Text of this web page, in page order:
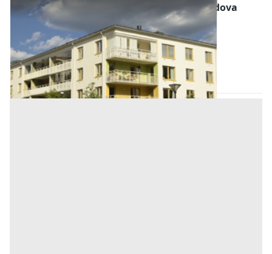
Abitazione di Tipo Economico all'asta a Padova
Ospedaletto Euganeo (Padova)
Offerta minima
11.250 € 15.000 €
Codice asta:AI3956801
Asta chiusa